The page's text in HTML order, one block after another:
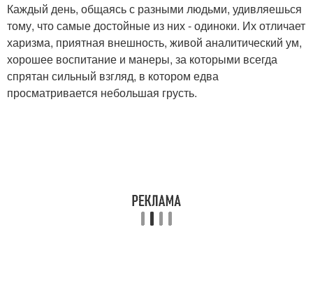
Каждый день, общаясь с разными людьми, удивляешься
тому, что самые достойные из них - одиноки. Их отличает
харизма, приятная внешность, живой аналитический ум,
хорошее воспитание и манеры, за которыми всегда
спрятан сильный взгляд, в котором едва
просматривается небольшая грусть.